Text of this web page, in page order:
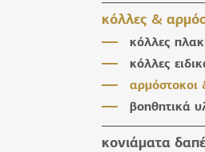
βοηθητικά
κόλλες &
κόλλες
κόλλες
αρμόστοκοι
βοηθητικά
κονιάματα